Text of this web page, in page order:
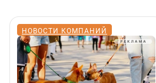
НОВОСТИ КОМПАНИЙ